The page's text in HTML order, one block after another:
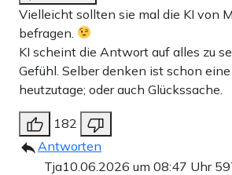
Vielleicht sollten sie mal die KI von
befragen.
KI scheint die Antwort auf alles zu
Gefühl. Selber denken ist schon
heutzutage; oder auch Glückssache.
182
Antworten
Tja10.06.2026 um 08:47 Uhr